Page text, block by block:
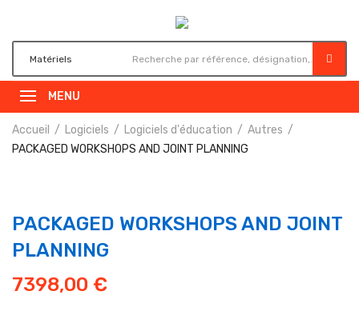
MENU
Accueil Logiciels Logiciels d'éducation
Autres
PACKAGED WORKSHOPS AND JOINT PLANNING
PACKAGED WORKSHOPS AND JOINT
PLANNING
7398,00 €